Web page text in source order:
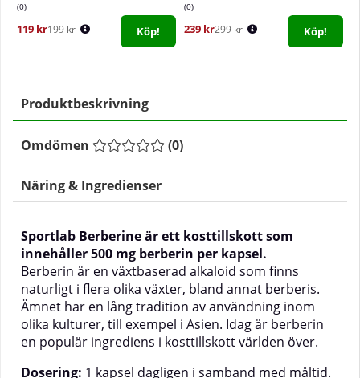
0
119 kr199 kr Köp!
0
239 kr299 kr Köp!
Produktbeskrivning
Omdömen (0)
Näring & Ingredienser
Sportlab Berberine är ett kosttillskott som
innehåller 500 mg berberin per kapsel.
Berberin är en växtbaserad alkaloid som finns
naturligt i flera olika växter, bland annat berberis.
Ämnet har en lång tradition av användning inom
olika kulturer, till exempel i Asien. Idag är berberin
en populär ingrediens i kosttillskott världen över.
Dosering: 1 kapsel dagligen i samband med måltid.